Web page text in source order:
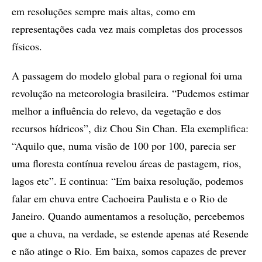
em resoluções sempre mais altas, como em
representações cada vez mais completas dos processos
físicos.
A passagem do modelo global para o regional foi uma
revolução na meteorologia brasileira. “Pudemos estimar
melhor a influência do relevo, da vegetação e dos
recursos hídricos”, diz Chou Sin Chan. Ela exemplifica:
“Aquilo que, numa visão de 100 por 100, parecia ser
uma floresta contínua revelou áreas de pastagem, rios,
lagos etc”. E continua: “Em baixa resolução, podemos
falar em chuva entre Cachoeira Paulista e o Rio de
Janeiro. Quando aumentamos a resolução, percebemos
que a chuva, na verdade, se estende apenas até Resende
e não atinge o Rio. Em baixa, somos capazes de prever